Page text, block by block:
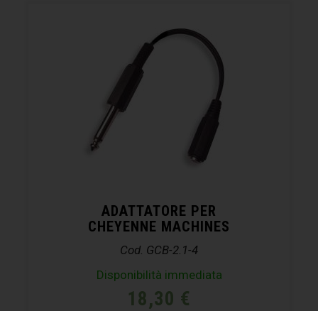
ADATTATORE PER
CHEYENNE MACHINES
Cod. GCB-2.1-4
Disponibilità immediata
18,30 €